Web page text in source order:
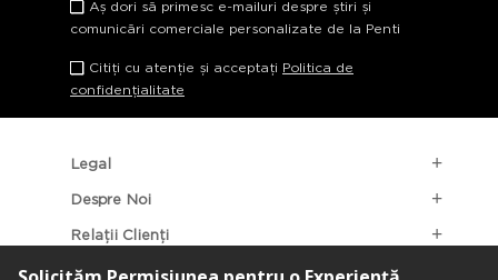
Aș dori să primesc e-mailuri despre știri și
comunicări comerciale personalizate de la Penti
Citiți cu atenție și acceptați Politica de
confidențialitate
Legal
Despre Noi
Relații Clienți
Categorii Populare